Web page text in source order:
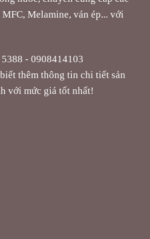
Melamine, ván ép... với
- 0908414103
thêm thông tin chi tiết sản
với mức giá tốt nhất!